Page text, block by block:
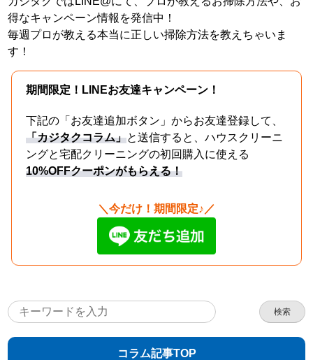
得なキャンペーン情報を発信中！
毎週プロが教える本当に正しい掃除方法を教えちゃいま
す！
期間限定！LINEお友達キャンペーン！
下記の「お友達追加ボタン」からお友達登録して、
「カジタクコラム」と送信すると、ハウスクリーニ
ングと宅配クリーニングの初回購入に使える
10%OFFクーポンがもらえる！
＼今だけ！期間限定♪／
検索
コラム記事TOP